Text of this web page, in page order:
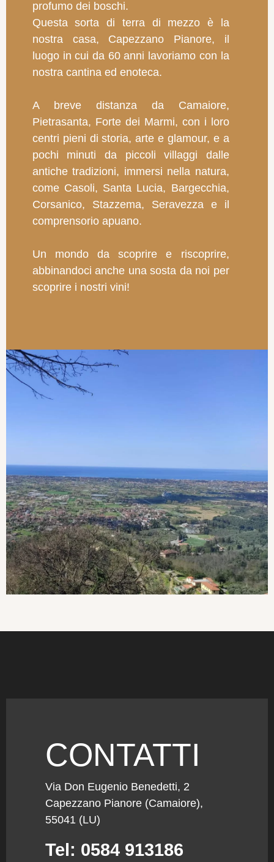
profumo dei boschi.
Questa sorta di terra di mezzo è la
nostra casa, Capezzano Pianore, il
luogo in cui da 60 anni lavoriamo con la
nostra cantina ed enoteca.
A breve distanza da Camaiore,
Pietrasanta, Forte dei Marmi, con i loro
centri pieni di storia, arte e glamour, e a
pochi minuti da piccoli villaggi dalle
antiche tradizioni, immersi nella natura,
come Casoli, Santa Lucia, Bargecchia,
Corsanico, Stazzema, Seravezza e il
comprensorio apuano.
Un mondo da scoprire e riscoprire,
abbinandoci anche una sosta da noi per
scoprire i nostri vini!
CONTATTI
Via Don Eugenio Benedetti, 2
Capezzano Pianore (Camaiore),
55041 (LU)
Tel: 0584 913186